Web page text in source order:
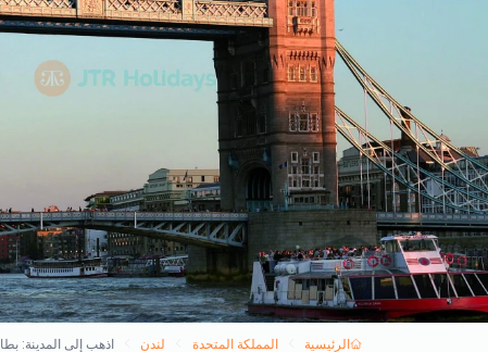
الرئيسية المملكة المتحدة لندن اذهب إلى المدينة: